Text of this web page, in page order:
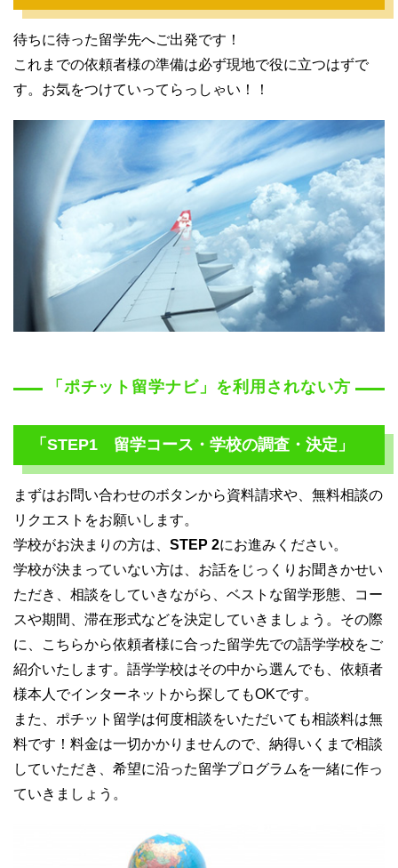
待ちに待った留学先へご出発です！
これまでの依頼者様の準備は必ず現地で役に立つはずで
す。お気をつけていってらっしゃい！！
「ポチット留学ナビ」を利用されない方
「STEP1 留学コース・学校の調査・決定」
まずはお問い合わせのボタンから資料請求や、無料相談の
リクエストをお願いします。
学校がお決まりの方は、 STEP 2にお進みください。
学校が決まっていない方は、お話をじっくりお聞きかせい
ただき、相談をしていきながら、ベストな留学形態、コー
スや期間、滞在形式などを決定していきましょう。その際
に、こちらから依頼者様に合った留学先での語学学校をご
紹介いたします。語学学校はその中から選んでも、依頼者
様本人でインターネットから探してもOKです。
また、ポチット留学は何度相談をいただいても相談料は無
料です！料金は一切かかりませんので、納得いくまで相談
していただき、希望に沿った留学プログラムを一緒に作っ
ていきましょう。